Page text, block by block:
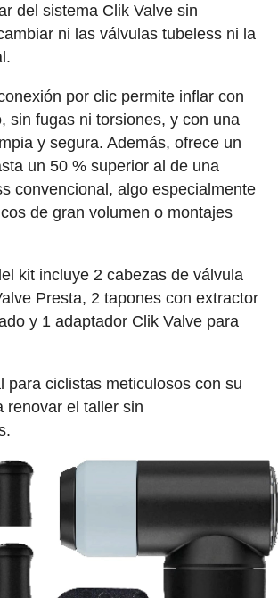
del sistema Clik Valve sin
ni las válvulas tubeless ni la
por clic permite inflar con
sin fugas ni torsiones, y con una
y segura. Además, ofrece un
un 50 % superior al de una
convencional, algo especialmente
de gran volumen o montajes
kit incluye 2 cabezas de válvula
Presta, 2 tapones con extractor
y 1 adaptador Clik Valve para
para ciclistas meticulosos con su
renovar el taller sin